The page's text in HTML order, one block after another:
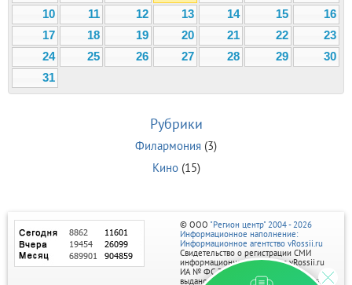
10
11 12 13 14 15
16
17
18 19 20 21 22
23
24
25 26 27 28 29
30
31
Рубрики
Филармония (3)
Кино(15)
© ООО "Регион центр" 2004 - 2026
Информационное наполнение:
Информационное агентство vRossii.ru
Свидетельство о регистрации СМИ
информационного агентства vRossii.ru
ИА № ФС 77‑35502
выдано РОСКОМНАДЗОРом 04 марта